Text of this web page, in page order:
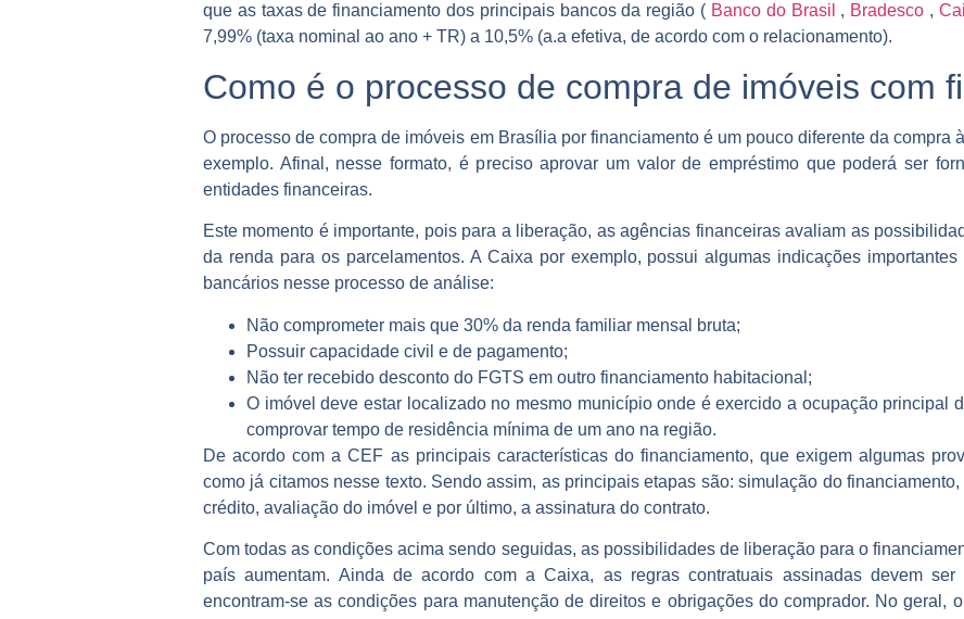
que as taxas de financiamento dos principais bancos da região ( Banco do Brasil , Bradesco ,
7,99% (taxa nominal ao ano + TR) a 10,5% (a.a efetiva, de acordo com o relacionamento).
Como é o processo de compra de imóveis com
O processo de compra de imóveis em Brasília por financiamento é um pouco diferente da compra
exemplo. Afinal, nesse formato, é preciso aprovar um valor de empréstimo que poderá ser
entidades financeiras.
Este momento é importante, pois para a liberação, as agências financeiras avaliam as
da renda para os parcelamentos. A Caixa por exemplo, possui algumas indicações
bancários nesse processo de análise:
Não comprometer mais que 30% da renda familiar mensal bruta;
Possuir capacidade civil e de pagamento;
Não ter recebido desconto do FGTS em outro financiamento habitacional;
O imóvel deve estar localizado no mesmo município onde é exercido a ocupação principal
comprovar tempo de residência mínima de um ano na região.
De acordo com a CEF as principais características do financiamento, que exigem algumas
como já citamos nesse texto. Sendo assim, as principais etapas são: simulação do
crédito, avaliação do imóvel e por último, a assinatura do contrato.
Com todas as condições acima sendo seguidas, as possibilidades de liberação para o
país aumentam. Ainda de acordo com a Caixa, as regras contratuais assinadas devem
encontram-se as condições para manutenção de direitos e obrigações do comprador. No geral,